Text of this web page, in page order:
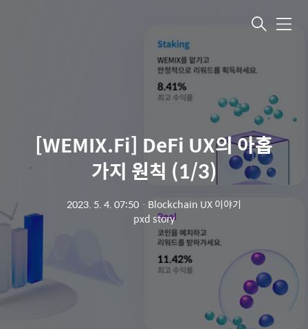
메뉴
[WEMIX.Fi] DeFi UX의 아홉
가지 원칙 (1/3)
2023. 5. 4. 07:50 ㆍ Blockchain UX 이야기
pxd story